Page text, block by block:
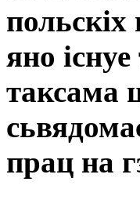
яно
таксама
прац на